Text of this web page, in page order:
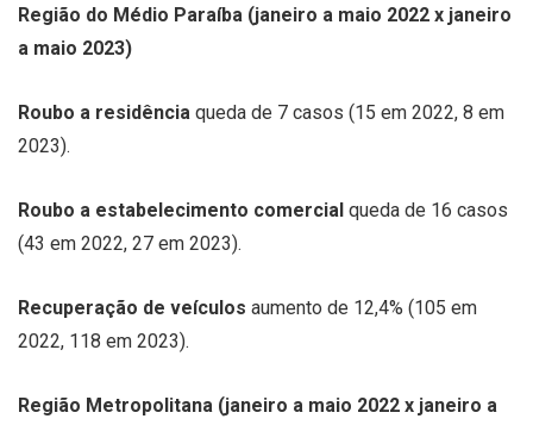
Região do Médio Paraíba (janeiro a maio 2022 x janeiro
a maio 2023)
Roubo a residência queda de 7 casos (15 em 2022, 8 em
2023).
Roubo a estabelecimento comercial queda de 16 casos
(43 em 2022, 27 em 2023).
Recuperação de veículos aumento de 12,4% (105 em
2022, 118 em 2023).
Região Metropolitana (janeiro a maio 2022 x janeiro a